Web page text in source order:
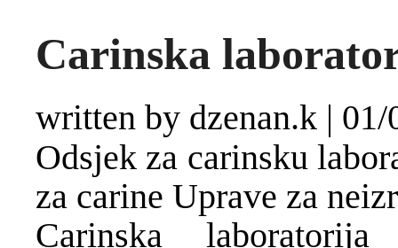
Carinska
written by dzenan.k | 01/
Odsjek za carinsku
za carine Uprave za
Carinska